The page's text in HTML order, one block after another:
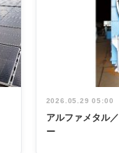
2026.05.29 05:00
アルファメタル
ー